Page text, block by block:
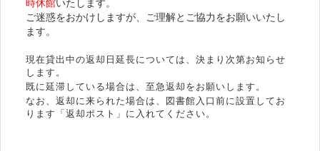
ご迷惑をおかけしますが、ご理解とご協力をお願いいたし
ます。
現在貸出中の返却日延長については、決まり次第お知らせ
します。
既に延滞している場合は、至急返却をお願いします。
なお、返却に来られた場合は、図書館入口前に設置してお
ります「返却ポスト」に入れてください。